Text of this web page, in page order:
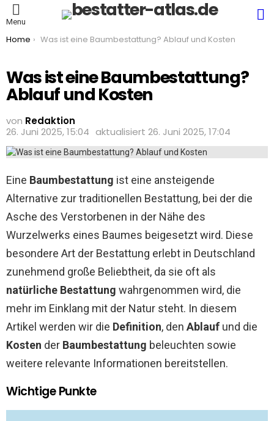
Menu
You are here:
Home Was ist eine Baumbestattung? Ablauf und Kosten
Was ist eine Baumbestattung?
Ablauf und Kosten
von Redaktion
26. Juni 2025, 15:04 aktualisiert 26. Juni 2025, 17:04
Eine Baumbestattung ist eine ansteigende
Alternative zur traditionellen Bestattung, bei der die
Asche des Verstorbenen in der Nähe des
Wurzelwerks eines Baumes beigesetzt wird. Diese
besondere Art der Bestattung erlebt in Deutschland
zunehmend große Beliebtheit, da sie oft als
natürliche Bestattung wahrgenommen wird, die
mehr im Einklang mit der Natur steht. In diesem
Artikel werden wir die Definition, den Ablauf und die
Kosten der Baumbestattung beleuchten sowie
weitere relevante Informationen bereitstellen.
Wichtige Punkte